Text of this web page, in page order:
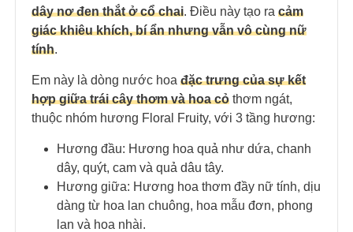
dây nơ đen thắt ở cổ chai. Điều này tạo ra cảm
giác khiêu khích, bí ẩn nhưng vẫn vô cùng nữ
tính.
Em này là dòng nước hoa đặc trưng của sự kết
hợp giữa trái cây thơm và hoa cỏ thơm ngát,
thuộc nhóm hương Floral Fruity, với 3 tầng hương:
Hương đầu: Hương hoa quả như dứa, chanh
dây, quýt, cam và quả dâu tây.
Hương giữa: Hương hoa thơm đầy nữ tính, dịu
dàng từ hoa lan chuông, hoa mẫu đơn, phong
lan và hoa nhài.